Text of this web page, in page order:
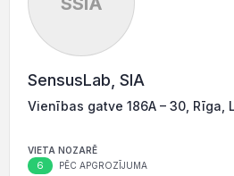
SensusLab, SIA
Vienības gatve 186A – 30, Rīga,
VIETA NOZARĒ
6 PĒC APGROZĪJUMA